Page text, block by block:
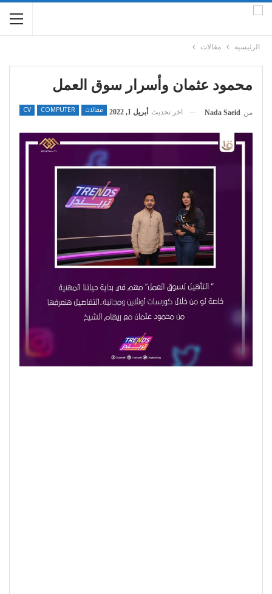
الرئيسية مقالات
محمود عثمان وأسرار سوق العمل
مقالات COMPUTER
CV من Nada Saeid اخر تحديث أبريل 1, 2022